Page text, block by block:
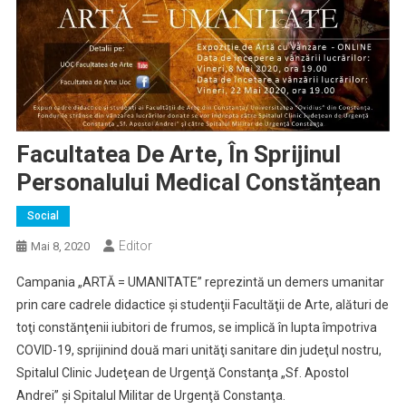
Facultatea De Arte, În Sprijinul
Personalului Medical Constănțean
Social
Mai 8, 2020 Editor
Campania „ARTĂ = UMANITATE” reprezintă un demers umanitar
prin care cadrele didactice şi studenţii Facultăţii de Arte, alături de
toţi constănţenii iubitori de frumos, se implică în lupta împotriva
COVID-19, sprijinind două mari unităţi sanitare din judeţul nostru,
Spitalul Clinic Judeţean de Urgenţă Constanţa „Sf. Apostol
Andrei” şi Spitalul Militar de Urgenţă Constanţa.